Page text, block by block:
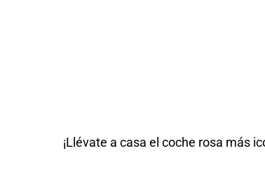
¡Llévate a casa el coche rosa más